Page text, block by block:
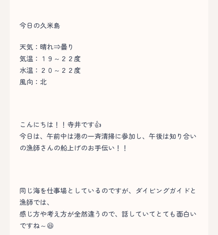
今日の久米島
天気：晴れ⇒曇り
気温：１９～２２度
水温：２０～２２度
風向：北
こんにちは！！寺井です👍
今日は、午前中は港の一斉清掃に参加し、午後は知り合い
の漁師さんの船上げのお手伝い！！
同じ海を仕事場としているのですが、ダイビングガイドと
漁師では、
感じ方や考え方が全然違うので、話していてとても面白い
ですね～😆